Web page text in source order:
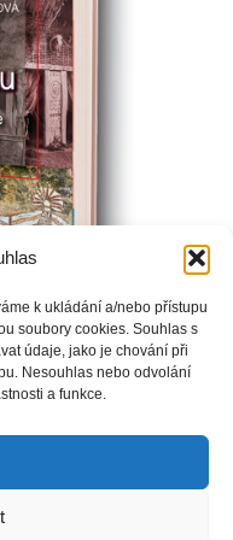
k ukládání a/nebo přístupu
soubory cookies. Souhlas s
údaje, jako je chování při
Nesouhlas nebo odvolání
a funkce.
času, do světů, kde